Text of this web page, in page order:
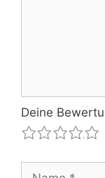
Deine
4
3
2
1
Name